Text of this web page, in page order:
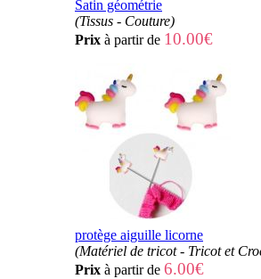
Satin géométrie
(Tissus - Couture)
Prix à partir de 10.00€
protège aiguille licorne
(Matériel de tricot - Tricot et
Prix à partir de 6.00€